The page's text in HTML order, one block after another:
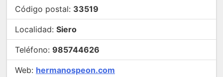
Código postal: 33519
Localidad: Siero
Teléfono: 985744626
Web: hermanospeon.com